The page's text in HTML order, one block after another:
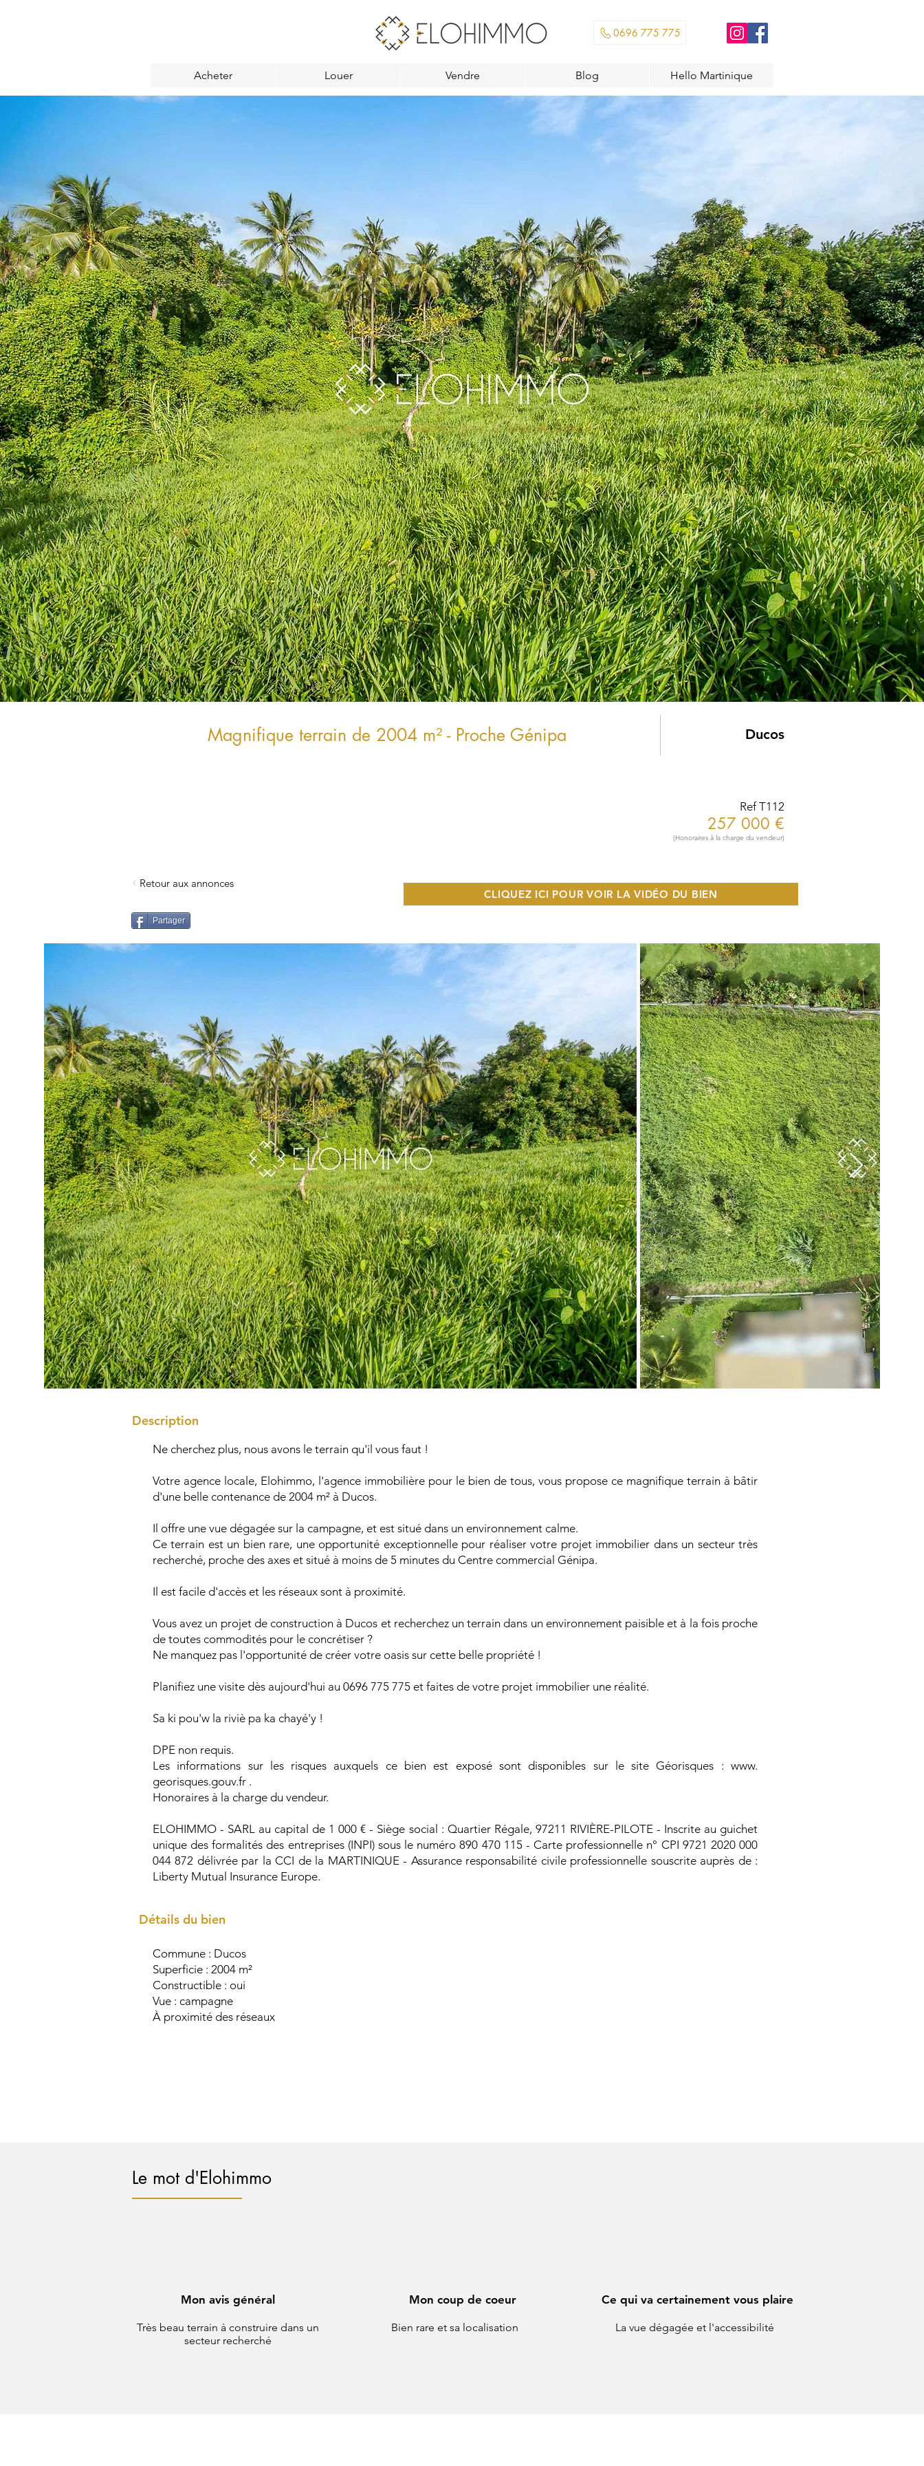
0696 775 775
Acheter Louer Vendre Blog Hello Martinique
Magnifique terrain de 2004 m² - Proche Génipa Ducos
Ref T112
257 000 €
(Honoraires à la charge du vendeur)
Retour aux annonces
CLIQUEZ ICI POUR VOIR LA VIDÉO DU BIEN
Partager
Description
Ne cherchez plus, nous avons le terrain qu'il vous faut !
Votre agence locale, Elohimmo, l'agence immobilière pour le bien de tous, vous propose ce magnifique terrain à bâtir
d'une belle contenance de 2004 m² à Ducos.
Il offre une vue dégagée sur la campagne, et est situé dans un environnement calme.
Ce terrain est un bien rare, une opportunité exceptionnelle pour réaliser votre projet immobilier dans un secteur très
recherché, proche des axes et situé à moins de 5 minutes du Centre commercial Génipa.
Il est facile d'accès et les réseaux sont à proximité.
Vous avez un projet de construction à Ducos et recherchez un terrain dans un environnement paisible et à la fois proche
de toutes commodités pour le concrétiser ?
Ne manquez pas l'opportunité de créer votre oasis sur cette belle propriété !
Planifiez une visite dès aujourd'hui au 0696 775 775 et faites de votre projet immobilier une réalité.
Sa ki pou'w la riviè pa ka chayé'y !
DPE non requis.
Les informations sur les risques auxquels ce bien est exposé sont disponibles sur le site Géorisques : www.
georisques.gouv.fr .
Honoraires à la charge du vendeur.
ELOHIMMO - SARL au capital de 1 000 € - Siège social : Quartier Régale, 97211 RIVIÈRE-PILOTE - Inscrite au guichet
unique des formalités des entreprises (INPI) sous le numéro 890 470 115 - Carte professionnelle n° CPI 9721 2020 000
044 872 délivrée par la CCI de la MARTINIQUE - Assurance responsabilité civile professionnelle souscrite auprès de :
Liberty Mutual Insurance Europe.
Détails du bien
Commune : Ducos
Superficie : 2004 m²
Constructible : oui
Vue : campagne
À proximité des réseaux
Le mot d'Elohimmo
Mon avis général
Très beau terrain à construire dans un
secteur recherché
Mon coup de coeur
Bien rare et sa localisation
Ce qui va certainement vous plaire
La vue dégagée et l'accessibilité